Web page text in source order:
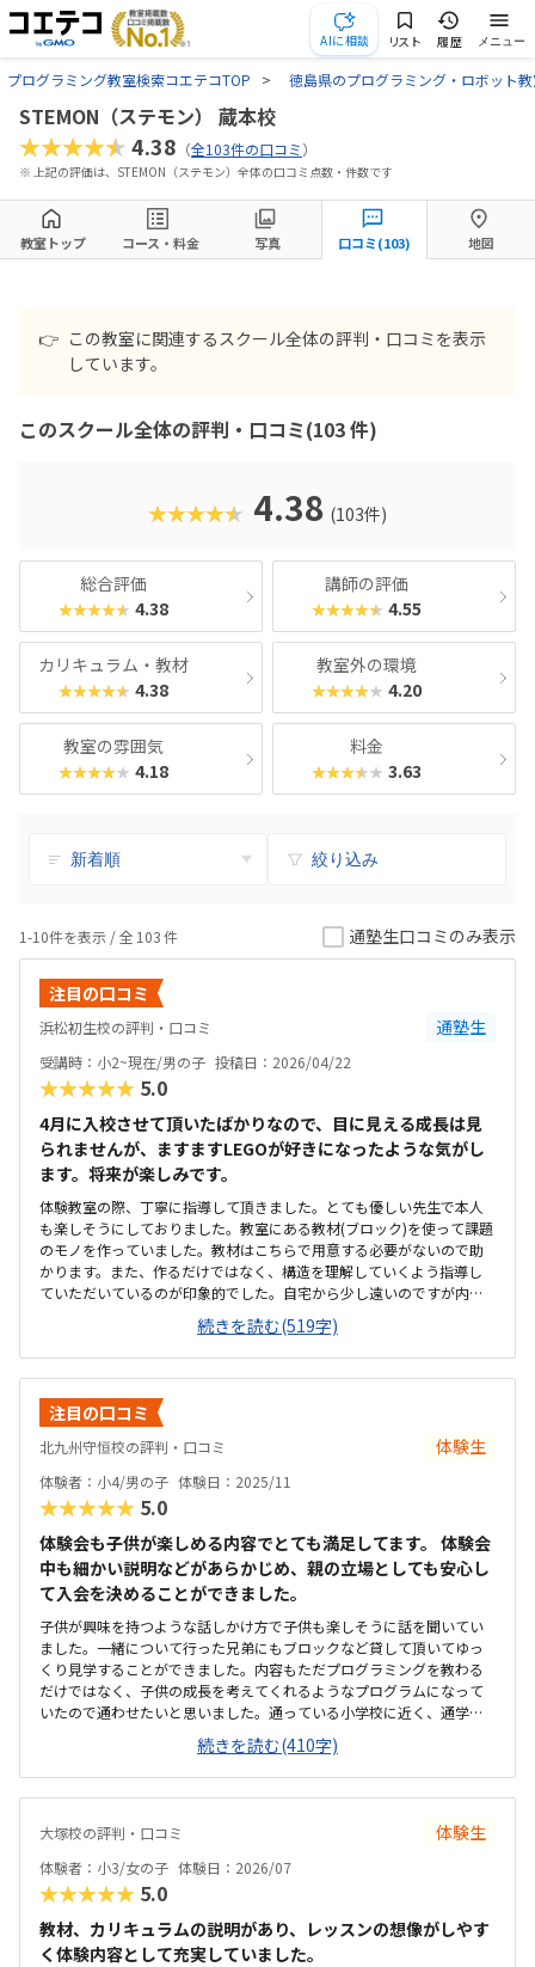
AIに相談 リスト 履歴 メニュー
プログラミング教室検索コエテコTOP 徳島県のプログラミング・ロボット
STEMON（ステモン） 蔵本校
★★★★★4.38 （全103件の口コミ）
※ 上記の評価は、STEMON（ステモン）全体の口コミ点数・件数です
教室トップ コース・料金 写真 口コミ(103) 地図
👉 この教室に関連するスクール全体の評判・口コミを表示
しています。
このスクール全体の評判・口コミ(103 件)
★★★★★ 4.38 (103件)
総合評価
★★★★★ 4.38
講師の評価
★★★★★ 4.55
カリキュラム・教材
★★★★★ 4.38
教室外の環境
★★★★★ 4.20
教室の雰囲気
★★★★★ 4.18
料金
★★★★★ 3.63
絞り込み
1-10件を表示 / 全 103件 通塾生口コミのみ表示
注目の口コミ
浜松初生校の評判・口コミ 通塾生
受講時：小2~現在/男の子 投稿日：2026/04/22
★★★★★ 5.0
4月に入校させて頂いたばかりなので、目に見える成長は見
られませんが、ますますLEGOが好きになったような気がし
ます。将来が楽しみです。
体験教室の際、丁寧に指導して頂きました。とても優しい先生で本人
も楽しそうにしておりました。教室にある教材(ブロック)を使って課題
のモノを作っていました。教材はこちらで用意する必要がないので助
かります。また、作るだけではなく、構造を理解していくよう指導し
ていただいているのが印象的でした。自宅から少し遠いのですが内容
に共感している為、苦にはなってないです。駐車場も複数台ある為、
取り合いにもなりません。シンプルな内装です。大きい机で共同作業
してます。子供達みんな楽しそうにしているので、雰囲気はとても良
いです。一般的な金額なのかと思います。高くても吸収してアウトプッ
トできないのであれば意味はないので、自分で考えられる教育方針で
今後成長してくれればと期待してます。通学当日に、ラインで、授業
時の写真と講師からの子供の様子を毎回、連絡頂きます。こんなサー
はどうだったと聞きますが、内容が合ってるか答え合わせなります。
子供の成長が実感できるのかな〜って思ってます。特にございませ
く新しい取り組みにも挑戦し続けてください。
続きを読む(519字)
注目の口コミ
北九州守恒校の評判・口コミ 体験生
体験者：小4/男の子 体験日：2025/11
★★★★★ 5.0
体験会も子供が楽しめる内容でとても満足してます。 体験会
中も細かい説明などがあらかじめ、親の立場としても安心し
て入会を決めることができました。
子供が興味を持つような話しかけ方で子供も楽しそうに話を聞いてい
ました。一緒について行った兄弟にもブロックなど貸して頂いてゆっ
くり見学することができました。内容もただプログラミングを教わる
だけではなく、子供の成長を考えてくれるようなプログラムになって
いたので通わせたいと思いました。通っている小学校に近く、通学路
にあるので安心でした。お迎えの際に駐車場があるとなおよかったで
す。新しい建物でもないのでものすごく綺麗な教室というわけではな
いですが、教室内も整理されており、特に気になるところはありませ
んでした。他の習い事と金額だけを比べると少し割高かなぁと言う印
体験中も別の先生が説明などしていただき不明な点などは特にありま
せんでした。子供はとにかく楽しかったようで、一緒に行った弟も試
しに体験しましたが一緒に通いたいと言い出して兄弟で入会すること
になりました。
続きを読む(410字)
大塚校の評判・口コミ 体験生
体験者：小3/女の子 体験日：2026/07
★★★★★ 5.0
教材、カリキュラムの説明があり、レッスンの想像がしやす
く体験内容として充実していました。